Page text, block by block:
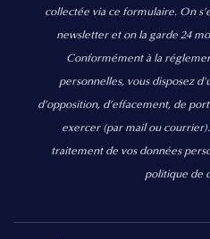
collectée via ce formulaire. On
newsletter et on la garde 24
Conformément à la
personnelles, vous disposez
d’opposition, d’effacement, de
exercer (par mail ou courrier).
traitement de vos données
politique de